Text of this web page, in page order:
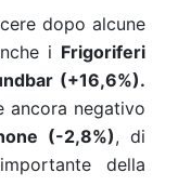
dopo alcune
i Frigoriferi
(+16,6%).
ancora negativo
(-2,8%), di
della